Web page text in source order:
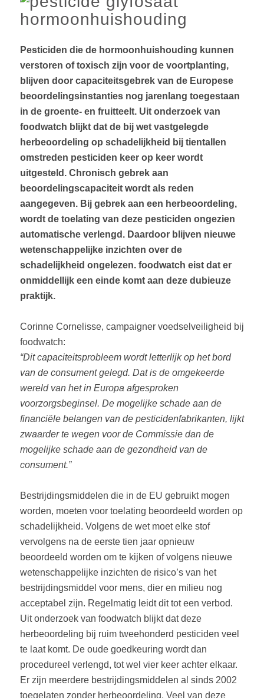
Pesticiden die de hormoonhuishouding kunnen
verstoren of toxisch zijn voor de voortplanting,
blijven door capaciteitsgebrek van de Europese
beoordelingsinstanties nog jarenlang toegestaan
in de groente- en fruitteelt. Uit onderzoek van
foodwatch blijkt dat de bij wet vastgelegde
herbeoordeling op schadelijkheid bij tientallen
omstreden pesticiden keer op keer wordt
uitgesteld. Chronisch gebrek aan
beoordelingscapaciteit wordt als reden
aangegeven. Bij gebrek aan een herbeoordeling,
wordt de toelating van deze pesticiden ongezien
automatische verlengd. Daardoor blijven nieuwe
wetenschappelijke inzichten over de
schadelijkheid ongelezen. foodwatch eist dat er
onmiddellijk een einde komt aan deze dubieuze
praktijk.
Corinne Cornelisse, campaigner voedselveiligheid bij
foodwatch:
“Dit capaciteitsprobleem wordt letterlijk op het bord
van de consument gelegd. Dat is de omgekeerde
wereld van het in Europa afgesproken
voorzorgsbeginsel. De mogelijke schade aan de
financiële belangen van de pesticidenfabrikanten, lijkt
zwaarder te wegen voor de Commissie dan de
mogelijke schade aan de gezondheid van de
consument.”
Bestrijdingsmiddelen die in de EU gebruikt mogen
worden, moeten voor toelating beoordeeld worden op
schadelijkheid. Volgens de wet moet elke stof
vervolgens na de eerste tien jaar opnieuw
beoordeeld worden om te kijken of volgens nieuwe
wetenschappelijke inzichten de risico’s van het
bestrijdingsmiddel voor mens, dier en milieu nog
acceptabel zijn. Regelmatig leidt dit tot een verbod.
Uit onderzoek van foodwatch blijkt dat deze
herbeoordeling bij ruim tweehonderd pesticiden veel
te laat komt. De oude goedkeuring wordt dan
procedureel verlengd, tot wel vier keer achter elkaar.
Er zijn meerdere bestrijdingsmiddelen al sinds 2002
toegelaten zonder herbeoordeling. Veel van deze